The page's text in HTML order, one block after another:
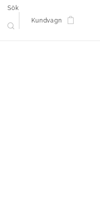
Sök
Kundvagn